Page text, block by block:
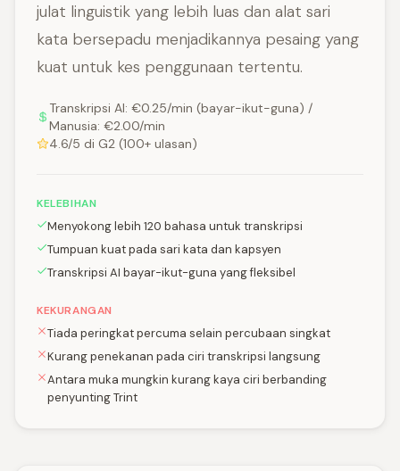
julat linguistik yang lebih luas dan alat sari
kata bersepadu menjadikannya pesaing yang
kuat untuk kes penggunaan tertentu.
Transkripsi AI: €0.25/min (bayar-ikut-guna) /
Manusia: €2.00/min
4.6/5 di G2 (100+ ulasan)
KELEBIHAN
Menyokong lebih 120 bahasa untuk transkripsi
Tumpuan kuat pada sari kata dan kapsyen
Transkripsi AI bayar-ikut-guna yang fleksibel
KEKURANGAN
Tiada peringkat percuma selain percubaan singkat
Kurang penekanan pada ciri transkripsi langsung
Antara muka mungkin kurang kaya ciri berbanding
penyunting Trint